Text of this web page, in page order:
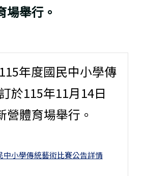
場舉行。
年度國民中小學傳
於115年11月14日
營體育場舉行。
中小學傳統藝術比賽公告詳情